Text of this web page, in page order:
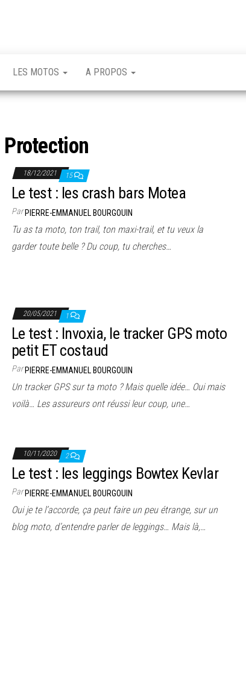
LES MOTOS A PROPOS
Protection
18/12/2021 15
Le test : les crash bars Motea
ParPIERRE-EMMANUEL BOURGOUIN
Tu as ta moto, ton trail, ton maxi-trail, et tu veux la
garder toute belle ? Du coup, tu cherches…
20/05/2021 1
Le test : Invoxia, le tracker GPS moto
petit ET costaud
ParPIERRE-EMMANUEL BOURGOUIN
Un tracker GPS sur ta moto ? Mais quelle idée… Oui mais
voilà… Les assureurs ont réussi leur coup, une…
10/11/2020 2
Le test : les leggings Bowtex Kevlar
ParPIERRE-EMMANUEL BOURGOUIN
Oui je te l’accorde, ça peut faire un peu étrange, sur un
blog moto, d’entendre parler de leggings… Mais là,…